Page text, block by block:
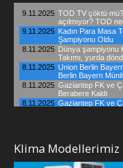
Klima Modellerimiz